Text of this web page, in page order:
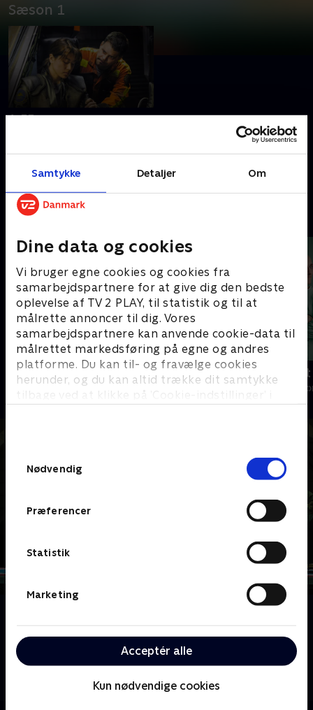
Samtykke Detaljer Om
Dine data og cookies
Vi bruger egne cookies og cookies fra
samarbejdspartnere for at give dig den bedste
oplevelse af TV 2 PLAY, til statistik og til at
målrette annoncer til dig. Vores
samarbejdspartnere kan anvende cookie-data til
målrettet markedsføring på egne og andres
platforme. Du kan til- og fravælge cookies
herunder, og du kan altid trække dit samtykke
tilbage ved at klikke på ’Cookie-indstillinger’ i
Nødvendig
Præferencer
Statistik
Marketing
Acceptér alle
Kun nødvendige cookies
Sæson 1
1. 33
Andre så også
Happy fucking Pride
Drama • 1 sæsoner
Fake Patient
Drama • 1
kæmper menneskehedens sidste civilflåde for at
overleve i kampen mod de dødbringende robot-